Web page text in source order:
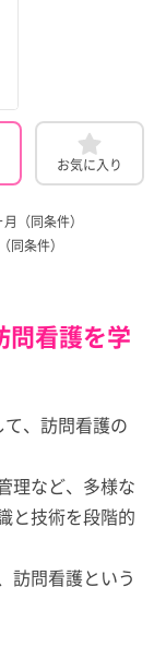
お気に入り
（同条件）
同条件）
問看護を学
、訪問看護の
理など、多様な
と技術を段階的
訪問看護という